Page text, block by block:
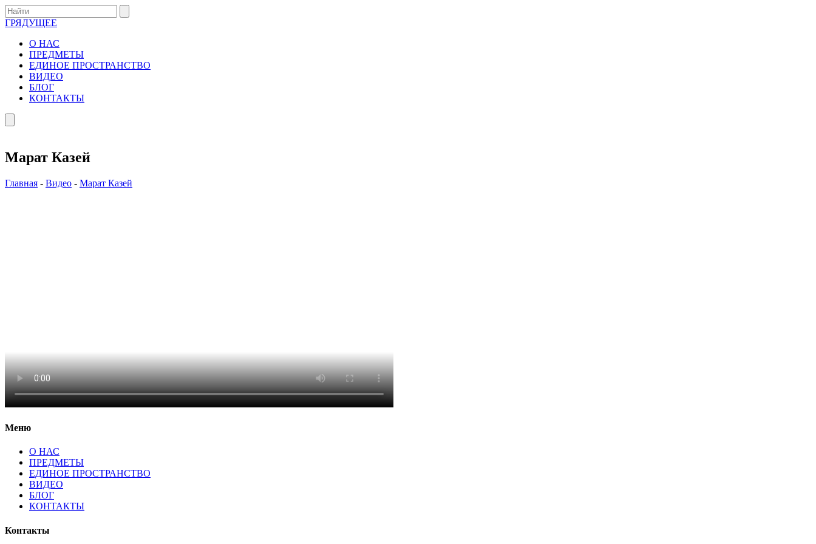
ГРЯДУЩЕЕ
О НАС
ПРЕДМЕТЫ
ЕДИНОЕ ПРОСТРАНСТВО
ВИДЕО
БЛОГ
КОНТАКТЫ
Марат Казей
Главная - Видео - Марат Казей
Меню
О НАС
ПРЕДМЕТЫ
ЕДИНОЕ ПРОСТРАНСТВО
ВИДЕО
БЛОГ
КОНТАКТЫ
Контакты